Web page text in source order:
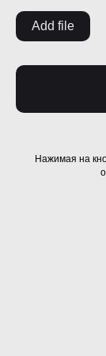
Add file
Нажимая на